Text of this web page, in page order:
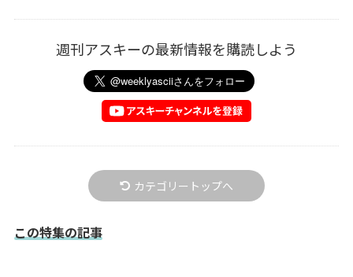
週刊アスキーの最新情報を購読しよう
カテゴリートップへ
この特集の記事